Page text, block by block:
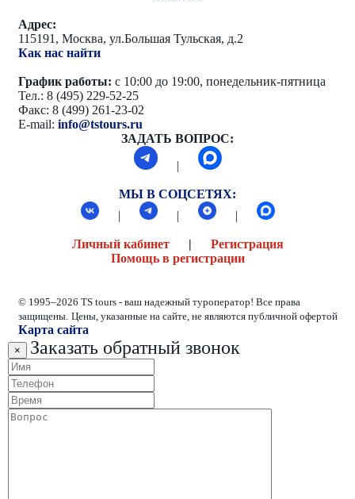
Адрес:
115191, Москва, ул.Большая Тульская, д.2
Как нас найти
График работы: с 10:00 до 19:00, понедельник-пятница
Тел.: 8 (495) 229-52-25
Факс: 8 (499) 261-23-02
E-mail: info@tstours.ru
ЗАДАТЬ ВОПРОС:
|
МЫ В СОЦСЕТЯХ:
|
| |
Личный кабинет| Регистрация
Помощь в регистрации
© 1995–2026 TS tours - ваш надежный туроператор! Все права
защищены. Цены, указанные на сайте, не являются публичной офертой
Карта сайта
× Заказать обратный звонок